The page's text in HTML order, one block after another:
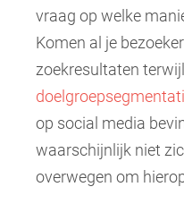
vraag op welke
Komen al je
zoekresultaten
op social media
waarschijnlijk niet
overwegen om